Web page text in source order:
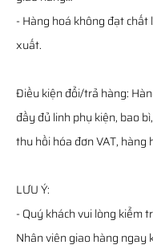
- Hàng hoá không đạt
xuất.
Điều kiện đổi/trả hàng:
đầy đủ linh phụ kiện, bao
thu hồi hóa đơn VAT,
LƯU Ý:
- Quý khách vui lòng kiểm
Nhân viên giao hàng ngay